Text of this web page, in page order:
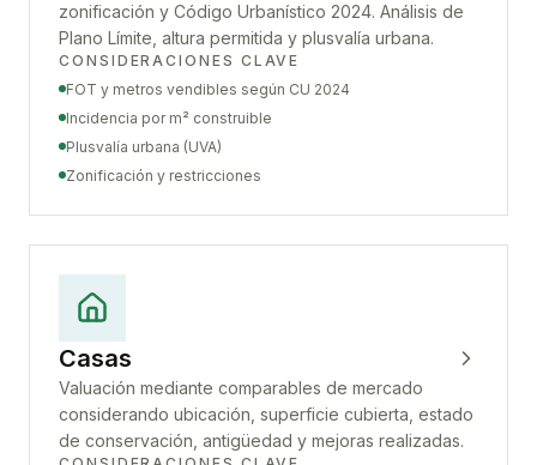
zonificación y Código Urbanístico 2024. Análisis de
Plano Límite, altura permitida y plusvalía urbana.
CONSIDERACIONES CLAVE
FOT y metros vendibles según CU 2024
Incidencia por m² construible
Plusvalía urbana (UVA)
Zonificación y restricciones
Casas
Valuación mediante comparables de mercado
considerando ubicación, superficie cubierta, estado
de conservación, antigüedad y mejoras realizadas.